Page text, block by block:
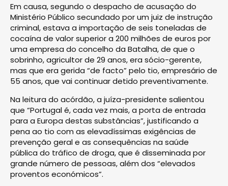
Em causa, segundo o despacho de acusação do
Ministério Público secundado por um juiz de instrução
criminal, estava a importação de seis toneladas de
cocaína de valor superior a 200 milhões de euros por
uma empresa do concelho da Batalha, de que o
sobrinho, agricultor de 29 anos, era sócio-gerente,
mas que era gerida “de facto” pelo tio, empresário de
55 anos, que vai continuar detido preventivamente.
Na leitura do acórdão, a juíza-presidente salientou
que “Portugal é, cada vez mais, a porta de entrada
para a Europa destas substâncias”, justificando a
pena ao tio com as elevadíssimas exigências de
prevenção geral e as consequências na saúde
pública do tráfico de droga, que é disseminada por
grande número de pessoas, além dos “elevados
proventos económicos”.